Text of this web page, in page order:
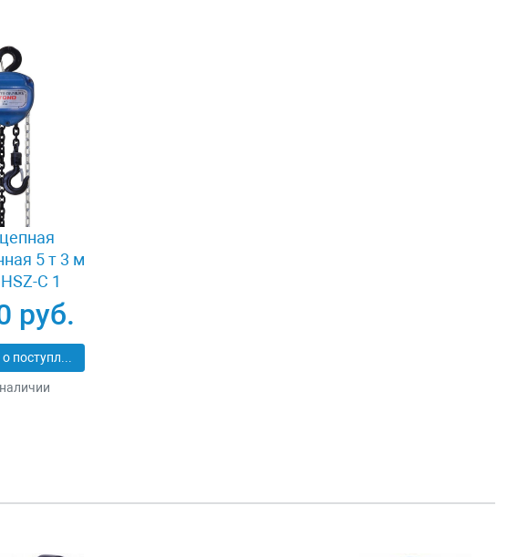
5 т 3 м
C 1
руб.
Сообщить о поступлении